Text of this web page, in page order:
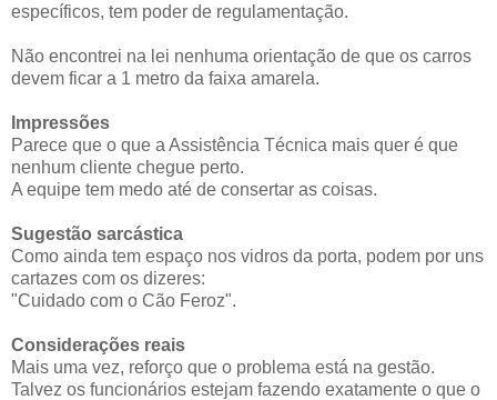
específicos, tem poder de regulamentação.
Não encontrei na lei nenhuma orientação de que os carros
devem ficar a 1 metro da faixa amarela.
Impressões
Parece que o que a Assistência Técnica mais quer é que
nenhum cliente chegue perto.
A equipe tem medo até de consertar as coisas.
Sugestão sarcástica
Como ainda tem espaço nos vidros da porta, podem por uns
cartazes com os dizeres:
"Cuidado com o Cão Feroz".
Considerações reais
Mais uma vez, reforço que o problema está na gestão.
Talvez os funcionários estejam fazendo exatamente o que o